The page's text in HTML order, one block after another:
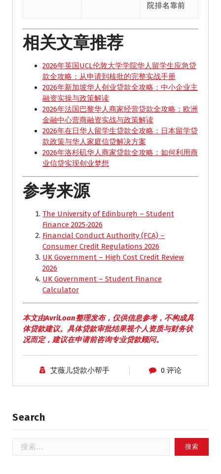
院排名靠前
相关文章推荐
2026年英国UCL伦敦大学学院华人留学生应急贷
款全攻略：从申请到核批的完整实战手册
2026年新加坡华人创业贷款全攻略：中小企业主
融资实操与政策解读
2026年法国巴黎华人商家经营贷款全攻略：欧洲
金融中心营商融资实战与政策解读
2026年在日华人留学生贷款全攻略：日本留学贷
款政策与华人家庭信贷解决方案
2026年洛杉矶华人商家贷款全攻略：如何利用商
业信贷实现创业梦想
参考来源
The University of Edinburgh – Student
Finance 2025-2026
Financial Conduct Authority (FCA) –
Consumer Credit Regulations 2026
UK Government – High Cost Credit Review
2026
UK Government – Student Finance
Calculator
本文由AvriLoan整理发布，仅供信息参考，不构成具
体贷款建议。具体贷款审批结果视个人资质与财务状
况而定，建议在申请前咨询专业贷款顾问。
艾薇儿贷款小帮手 0 评论
Search